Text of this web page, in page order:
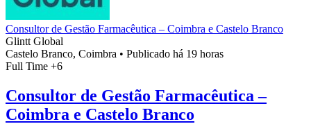
Consultor de Gestão Farmacêutica – Coimbra e Castelo Branco
Glintt Global
Castelo Branco, Coimbra • Publicado há 19 horas
Full Time +6
Consultor de Gestão Farmacêutica –
Coimbra e Castelo Branco